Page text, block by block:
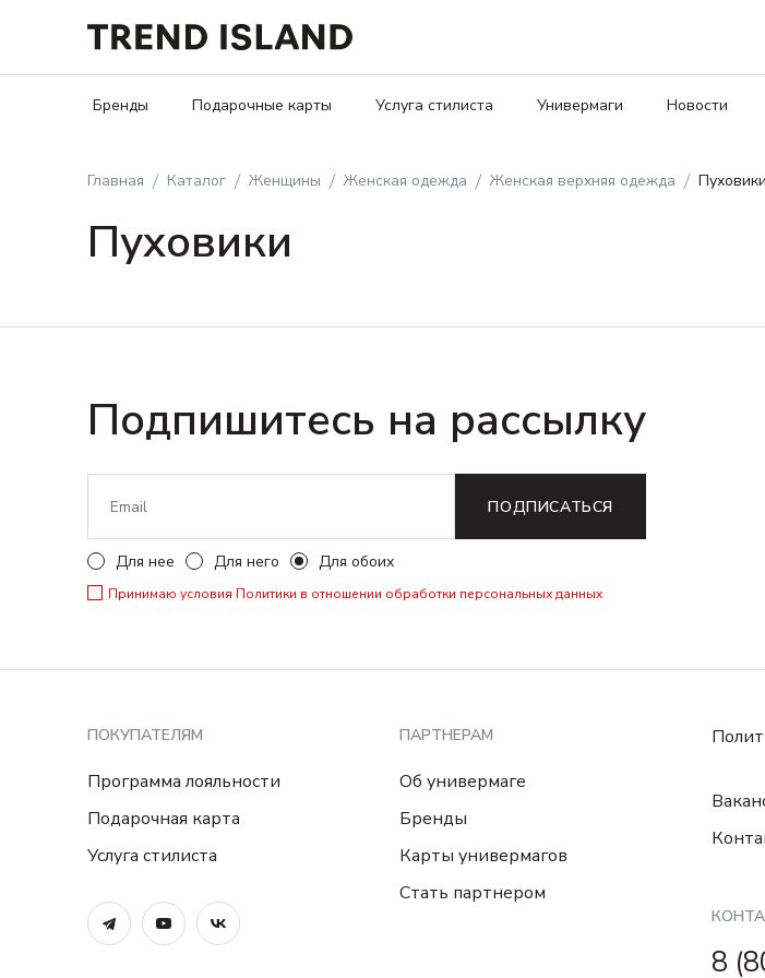
Бренды Подарочные карты Услуга стилиста Универмаги Новости
Главная Каталог Женщины Женская одежда Женская верхняя одежда Пуховики
Пуховики
Подпишитесь на рассылку
ПОДПИСАТЬСЯ
Для нее Для него Для обоих
Принимаю условия Политики в отношении обработки персональных данных
ПОКУПАТЕЛЯМ
Программа лояльности
Подарочная карта
Услуга стилиста
ПАРТНЕРАМ
Об универмаге
Бренды
Карты универмагов
Стать партнером
8